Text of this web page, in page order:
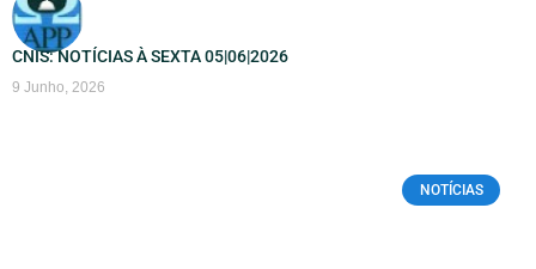
CNIS: NOTÍCIAS À SEXTA 05|06|2026
9 Junho, 2026
NOTÍCIAS